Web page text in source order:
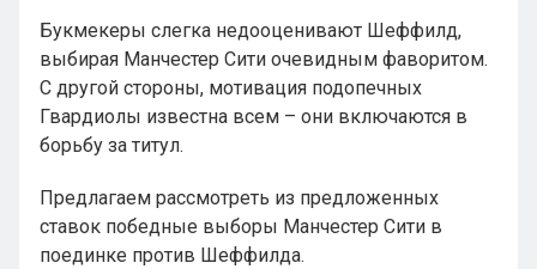
Букмекеры слегка недооценивают Шеффилд,
выбирая Манчестер Сити очевидным фаворитом.
С другой стороны, мотивация подопечных
Гвардиолы известна всем – они включаются в
борьбу за титул.
Предлагаем рассмотреть из предложенных
ставок победные выборы Манчестер Сити в
поединке против Шеффилда.